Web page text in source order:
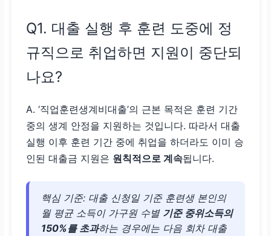
Q1. 대출 실행 후 훈련 도중에 정
규직으로 취업하면 지원이 중단되
나요?
A. ‘직업훈련생계비대출’의 근본 목적은 훈련 기간
중의 생계 안정을 지원하는 것입니다. 따라서 대출
실행 이후 훈련 기간 중에 취업을 하더라도 이미 승
인된 대출금 지원은 원칙적으로 계속됩니다.
핵심 기준: 대출 신청일 기준 훈련생 본인의
월 평균 소득이 가구원 수별 기준 중위소득의
150%를 초과하는 경우에는 다음 회차 대출